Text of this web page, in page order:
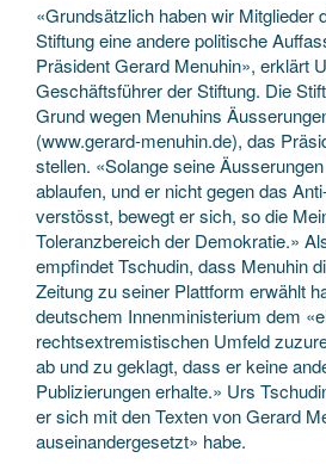
«Grundsätzlich haben wir Mitglieder
Stiftung eine andere politische
Präsident Gerard Menuhin», erklärt
Geschäftsführer der Stiftung. Die
Grund wegen Menuhins
(www.gerard-menuhin.de), das
stellen. «Solange seine
ablaufen, und er nicht gegen das
verstösst, bewegt er sich, so die
Toleranzbereich der Demokratie.»
empfindet Tschudin, dass Menuhin
Zeitung zu seiner Plattform erwählt
deutschem Innenministerium dem
rechtsextremistischen Umfeld
ab und zu geklagt, dass er keine
Publizierungen erhalte.» Urs
er sich mit den Texten von Gerard
auseinandergesetzt» habe.